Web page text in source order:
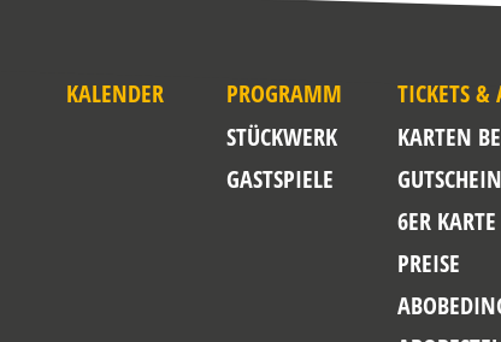
KALENDER
PROGRAMM
STÜCKWERK
GASTSPIELE
TICKETS &
KARTEN
6ER KARTE
PREISE